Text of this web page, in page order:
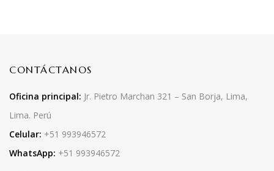
CONTÁCTANOS
Oficina principal: Jr. Pietro Marchan 321 – San Borja, Lima,
Lima. Perú
Celular: +51 993946572
WhatsApp: +51 993946572